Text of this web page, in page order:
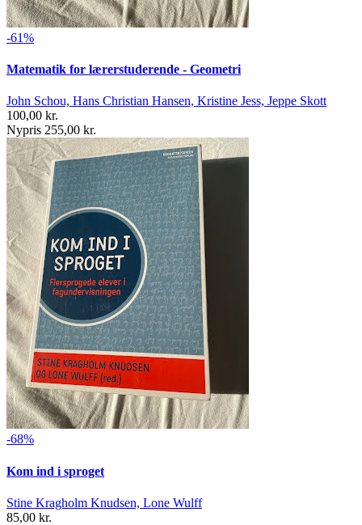
-61%
Matematik for lærerstuderende - Geometri
John Schou, Hans Christian Hansen, Kristine Jess, Jeppe Skott
100,00 kr.
Nypris 255,00 kr.
-68%
Kom ind i sproget
Stine Kragholm Knudsen, Lone Wulff
85,00 kr.